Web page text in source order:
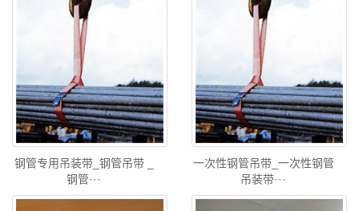
钢管专用吊装带_钢管吊带 _
钢管···
一次性钢管吊带_一次性钢管
吊装带···